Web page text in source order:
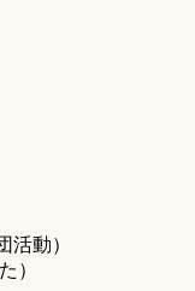
活動）
）